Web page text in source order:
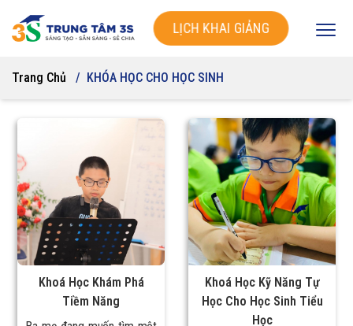
LỊCH KHAI GIẢNG
Trang Chủ KHÓA HỌC CHO HỌC SINH
Khoá Học Khám Phá
Tiềm Năng
Khoá Học Kỹ Năng Tự
Học Cho Học Sinh Tiểu
Học